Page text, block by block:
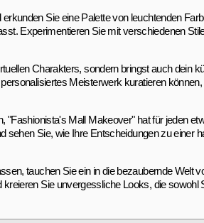
Sie eine Palette von leuchtenden
Experimentieren Sie mit verschiedenen
Charakters, sondern bringst auch dein
Meisterwerk kuratieren
"Fashionista's Mall Makeover" hat für jeden
sehen Sie, wie Ihre Entscheidungen zu einer
tauchen Sie ein in die bezaubernde Welt
Sie unvergessliche Looks, die sowohl